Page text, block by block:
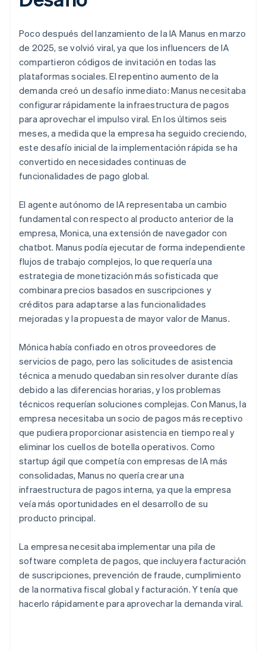
Poco después del lanzamiento de la IA Manus en marzo
de 2025, se volvió viral, ya que los influencers de IA
compartieron códigos de invitación en todas las
plataformas sociales. El repentino aumento de la
demanda creó un desafío inmediato: Manus necesitaba
configurar rápidamente la infraestructura de pagos
para aprovechar el impulso viral. En los últimos seis
meses, a medida que la empresa ha seguido creciendo,
este desafío inicial de la implementación rápida se ha
convertido en necesidades continuas de
funcionalidades de pago global.
El agente autónomo de IA representaba un cambio
fundamental con respecto al producto anterior de la
empresa, Monica, una extensión de navegador con
chatbot. Manus podía ejecutar de forma independiente
flujos de trabajo complejos, lo que requería una
estrategia de monetización más sofisticada que
combinara precios basados en suscripciones y
créditos para adaptarse a las funcionalidades
mejoradas y la propuesta de mayor valor de Manus.
Mónica había confiado en otros proveedores de
servicios de pago, pero las solicitudes de asistencia
técnica a menudo quedaban sin resolver durante días
debido a las diferencias horarias, y los problemas
técnicos requerían soluciones complejas. Con Manus, la
empresa necesitaba un socio de pagos más receptivo
que pudiera proporcionar asistencia en tiempo real y
eliminar los cuellos de botella operativos. Como
startup ágil que competía con empresas de IA más
consolidadas, Manus no quería crear una
infraestructura de pagos interna, ya que la empresa
veía más oportunidades en el desarrollo de su
producto principal.
La empresa necesitaba implementar una pila de
software completa de pagos, que incluyera facturación
de suscripciones, prevención de fraude, cumplimiento
de la normativa fiscal global y facturación. Y tenía que
hacerlo rápidamente para aprovechar la demanda viral.